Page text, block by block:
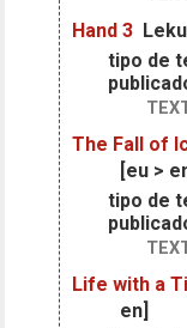
Hand 3
tipo de
The Fall of
[eu >
tipo de
Life with a
en]